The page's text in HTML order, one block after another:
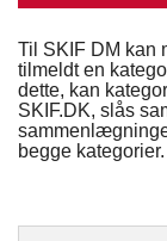
Til SKIF DM kan
tilmeldt en
dette, kan
SKIF.DK, slås
begge kategorier.